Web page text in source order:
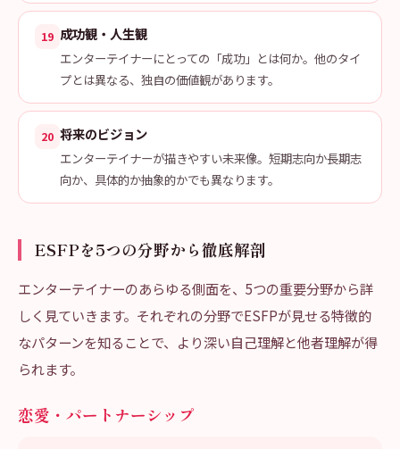
19 成功観・人生観
エンターテイナーにとっての「成功」とは何か。他のタイ
プとは異なる、独自の価値観があります。
20 将来のビジョン
エンターテイナーが描きやすい未来像。短期志向か長期志
向か、具体的か抽象的かでも異なります。
ESFPを5つの分野から徹底解剖
エンターテイナーのあらゆる側面を、5つの重要分野から詳
しく見ていきます。それぞれの分野でESFPが見せる特徴的
なパターンを知ることで、より深い自己理解と他者理解が得
られます。
恋愛・パートナーシップ